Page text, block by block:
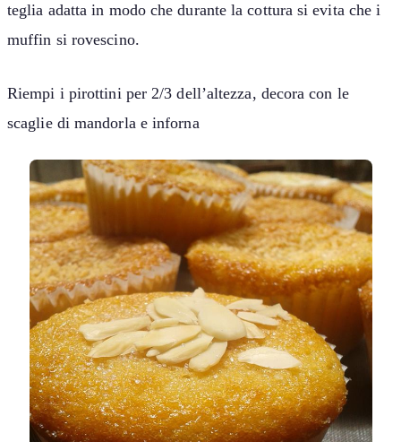
teglia adatta in modo che durante la cottura si evita che i
muffin si rovescino.
Riempi i pirottini per 2/3 dell’altezza, decora con le
scaglie di mandorla e inforna